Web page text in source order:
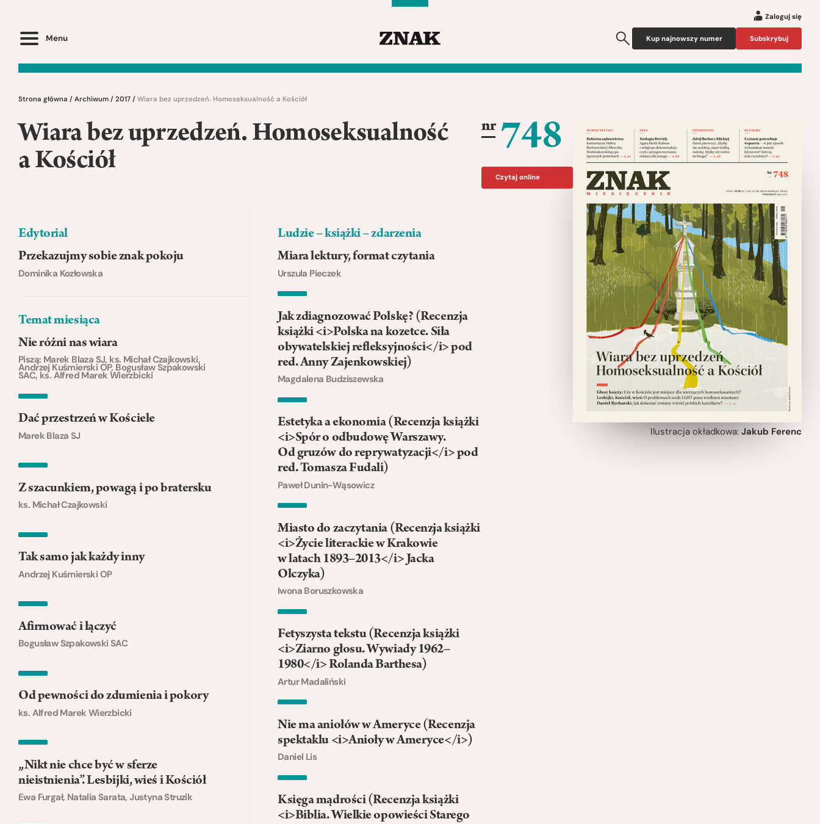
Menu
Zaloguj się
Kup najnowszy numer Subskrybuj
Strona główna / Archiwum / 2017 / Wiara bez uprzedzeń. Homoseksualność a Kościół
Wiara bez uprzedzeń. Homoseksualność
a Kościół
Edytorial
Przekazujmy sobie znak pokoju
Dominika Kozłowska
Temat miesiąca
Nie różni nas wiara
Piszą: Marek Blaza SJ, ks. Michał Czajkowski,
Andrzej Kuśmierski OP, Bogusław Szpakowski
SAC, ks. Alfred Marek Wierzbicki
Dać przestrzeń w Kościele
Marek Blaza SJ
Z szacunkiem, powagą i po bratersku
ks. Michał Czajkowski
Tak samo jak każdy inny
Andrzej Kuśmierski OP
Afirmować i łączyć
Bogusław Szpakowski SAC
Od pewności do zdumienia i pokory
ks. Alfred Marek Wierzbicki
„Nikt nie chce być w sferze
nieistnienia”. Lesbijki, wieś i Kościół
Ewa Furgał, Natalia Sarata, Justyna Struzik
Ludzie – książki – zdarzenia
Miara lektury, format czytania
Urszula Pieczek
Jak zdiagnozować Polskę? (Recenzja
książki <i>Polska na kozetce. Siła
obywatelskiej refleksyjności</i> pod
red. Anny Zajenkowskiej)
Magdalena Budziszewska
Estetyka a ekonomia (Recenzja książki
<i>Spór o odbudowę Warszawy.
Od gruzów do reprywatyzacji</i> pod
red. Tomasza Fudali)
Paweł Dunin-Wąsowicz
Miasto do zaczytania (Recenzja książki
<i>Życie literackie w Krakowie
w latach 1893–2013</i> Jacka
Olczyka)
Iwona Boruszkowska
Fetyszysta tekstu (Recenzja książki
<i>Ziarno głosu. Wywiady 1962–
1980</i> Rolanda Barthesa)
Artur Madaliński
Nie ma aniołów w Ameryce (Recenzja
spektaklu <i>Anioły w Ameryce</i>)
Daniel Lis
Księga mądrości (Recenzja książki
<i>Biblia. Wielkie opowieści Starego
nr 748
Czytaj online
Ilustracja okładkowa: Jakub Ferenc